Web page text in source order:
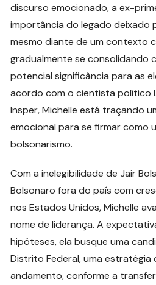
discurso emocionado, a ex-
importância do legado deixado
mesmo diante de um contexto
gradualmente se consolidando
potencial significância para as
acordo com o cientista político
Insper, Michelle está traçando
emocional para se firmar como
bolsonarismo.
Com a inelegibilidade de Jair
Bolsonaro fora do país com
nos Estados Unidos, Michelle
nome de liderança. A
hipóteses, ela busque uma
Distrito Federal, uma estratégia
andamento, conforme a